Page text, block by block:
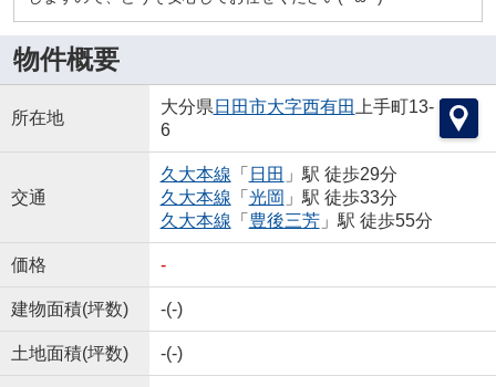
物件概要
所在地
大分県 日田市大字西有田
上手町13-
6
交通
久大本線 「 日田 」駅 徒歩29分
久大本線 「 光岡 」駅 徒歩33分
久大本線 「 豊後三芳」駅 徒歩55分
価格 -
建物面積(坪数) -(-)
土地面積(坪数) -(-)